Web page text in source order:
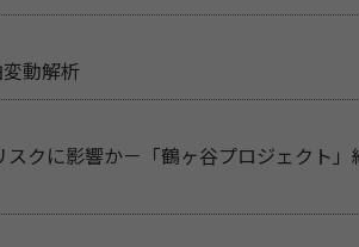
動解析
クに影響か－「鶴ヶ谷プロジェクト」